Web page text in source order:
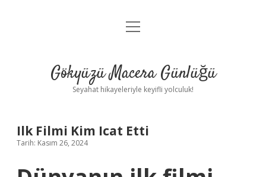
Anasayfa
Yasal Uyarı
menüyü
Gökyüzü Macera Günlüğü
Seyahat hikayeleriyle keyifli yolculuk!
Ilk Filmi Kim Icat Etti
Tarih: Kasım 26, 2024